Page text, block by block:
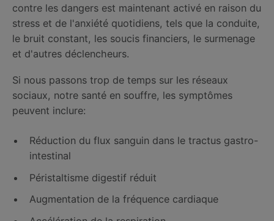
contre les dangers est maintenant activé en raison du
stress et de l'anxiété quotidiens, tels que la conduite,
le bruit constant, les soucis financiers, le surmenage
et d'autres déclencheurs.
Si nous passons trop de temps sur les réseaux
sociaux, notre santé en souffre, les symptômes
peuvent inclure:
Réduction du flux sanguin dans le tractus gastro-
intestinal
Péristaltisme digestif réduit
Augmentation de la fréquence cardiaque